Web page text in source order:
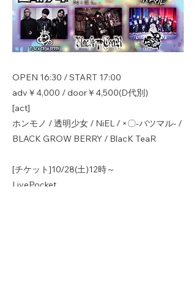
OPEN 16:30 / START 17:00
adv￥4,000 / door￥4,500(D代別)
[act]
ホンモノ / 透明少女 / NiEL / ×〇-バツマル- /
BLACK GROW BERRY / BlacK TeaR
[チケット]10/28(土)12時～
LivePocket